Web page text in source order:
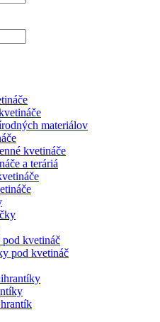
materiálov
kvetináče
a teráriá
kvetináč
pod kvetináč